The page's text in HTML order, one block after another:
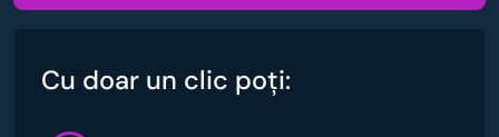
Cu doar un clic poţi: